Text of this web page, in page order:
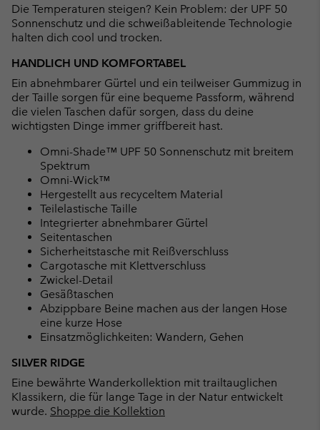
Die Temperaturen steigen? Kein Problem: der UPF 50
Sonnenschutz und die schweißableitende Technologie
halten dich cool und trocken.
HANDLICH UND KOMFORTABEL
Ein abnehmbarer Gürtel und ein teilweiser Gummizug in
der Taille sorgen für eine bequeme Passform, während
die vielen Taschen dafür sorgen, dass du deine
wichtigsten Dinge immer griffbereit hast.
Omni-Shade™ UPF 50 Sonnenschutz mit breitem
Spektrum
Omni-Wick™
Hergestellt aus recyceltem Material
Teilelastische Taille
Integrierter abnehmbarer Gürtel
Seitentaschen
Sicherheitstasche mit Reißverschluss
Cargotasche mit Klettverschluss
Zwickel-Detail
Gesäßtaschen
Abzippbare Beine machen aus der langen Hose
eine kurze Hose
Einsatzmöglichkeiten: Wandern, Gehen
SILVER RIDGE
Eine bewährte Wanderkollektion mit trailtauglichen
Klassikern, die für lange Tage in der Natur entwickelt
wurde. Shoppe die Kollektion